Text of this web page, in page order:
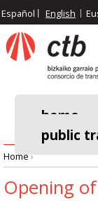
Skip
to
main
content
Español English
Main
navigation
home
public
Home›
Opening